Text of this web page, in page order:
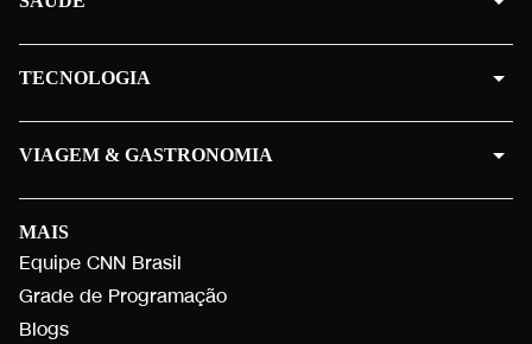
MAIS
Equipe CNN Brasil
Grade de Programação
Blogs
TECNOLOGIA
VIAGEM & GASTRONOMIA